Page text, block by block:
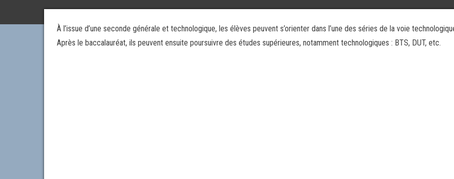
À l’issue d’une seconde générale et technologique, les élèves peuvent s’orienter dans l’une des séries de la voie
Après le baccalauréat, ils peuvent ensuite poursuivre des études supérieures, notamment technologiques : BTS, DUT, etc.